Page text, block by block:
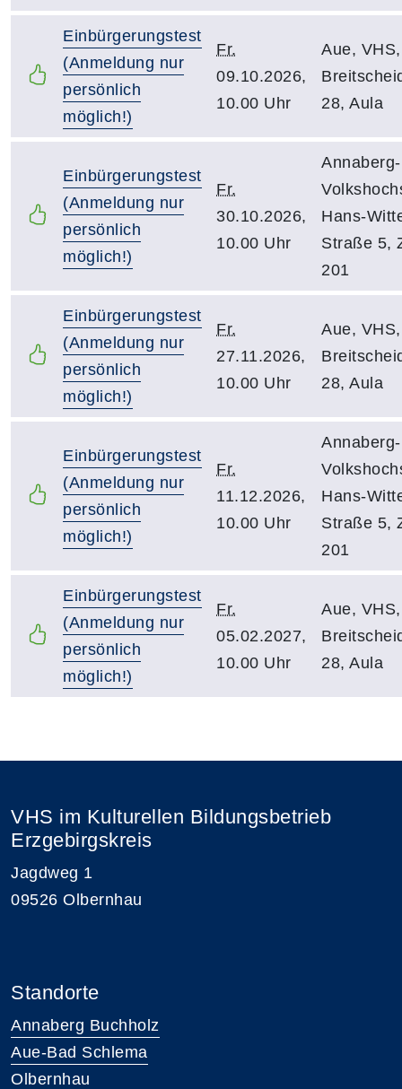
Einbürgerungstest
(Anmeldung nur
persönlich
möglich!)
Fr.
09.10.2026,
10.00 Uhr
Aue,
28, Aula
Einbürgerungstest
(Anmeldung nur
persönlich
möglich!)
Fr.
30.10.2026,
10.00 Uhr
Hans-
Straße 5,
201
Einbürgerungstest
(Anmeldung nur
persönlich
möglich!)
Fr.
27.11.2026,
10.00 Uhr
Aue,
28, Aula
Einbürgerungstest
(Anmeldung nur
persönlich
möglich!)
Fr.
11.12.2026,
10.00 Uhr
Hans-
Straße 5,
201
Einbürgerungstest
(Anmeldung nur
persönlich
möglich!)
Fr.
05.02.2027,
10.00 Uhr
Aue,
28, Aula
VHS im Kulturellen Bildungsbetrieb
Erzgebirgskreis
Jagdweg 1
09526 Olbernhau
Standorte
Annaberg Buchholz
Aue-Bad Schlema
Olbernhau